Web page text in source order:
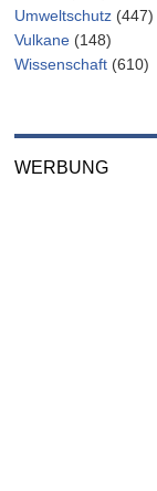
Umweltschutz (447)
Vulkane (148)
Wissenschaft (610)
WERBUNG